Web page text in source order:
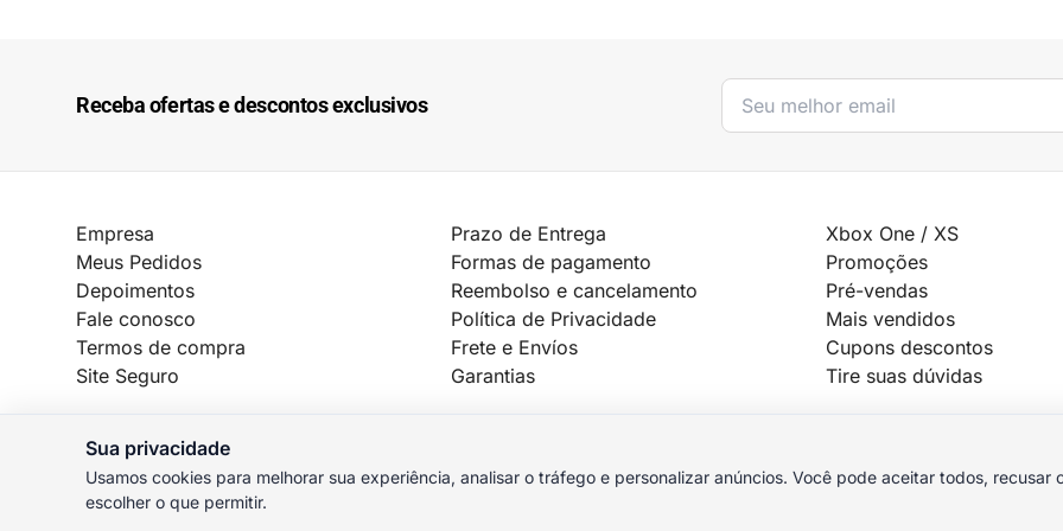
Receba ofertas e descontos exclusivos
Empresa
Meus Pedidos
Depoimentos
Fale conosco
Termos de compra
Site Seguro
Prazo de Entrega
Formas de pagamento
Reembolso e cancelamento
Política de Privacidade
Frete e Envíos
Garantias
Xbox One / XS
Promoções
Pré-vendas
Mais vendidos
Cupons descontos
Tire suas dúvidas
© 2026 MauroSPBR Games. Todos os direitos reservados.
Preferências de cookies
Sua privacidade
Usamos cookies para melhorar sua experiência, analisar o tráfego e personalizar anúncios. Você pode aceitar todos, recusar
escolher o que permitir.